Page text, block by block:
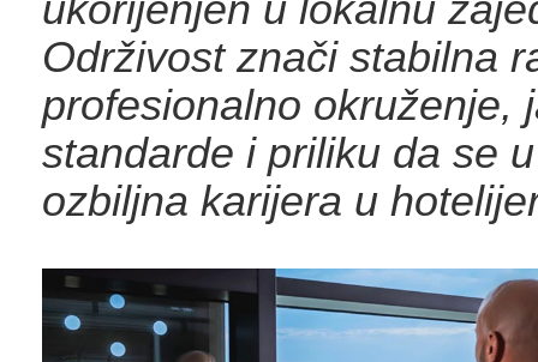
Održivost znači stabilna
profesionalno okruženje,
standarde i priliku da se
ozbiljna karijera u